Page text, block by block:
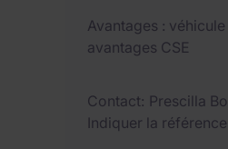
Avantages :
avantages CSE
Contact Prescilla
Indiquer la